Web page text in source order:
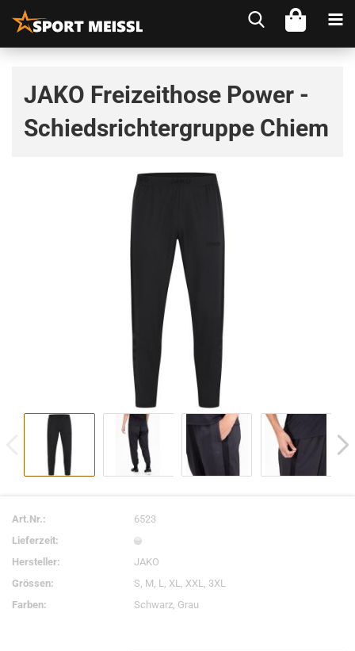
JAKO Freizeithose Power -
Schiedsrichtergruppe Chiem
Art.Nr.:
6523
Lieferzeit:
Hersteller:
JAKO
Grössen:
S, M, L, XL, XXL, 3XL
Farben:
Schwarz, Grau